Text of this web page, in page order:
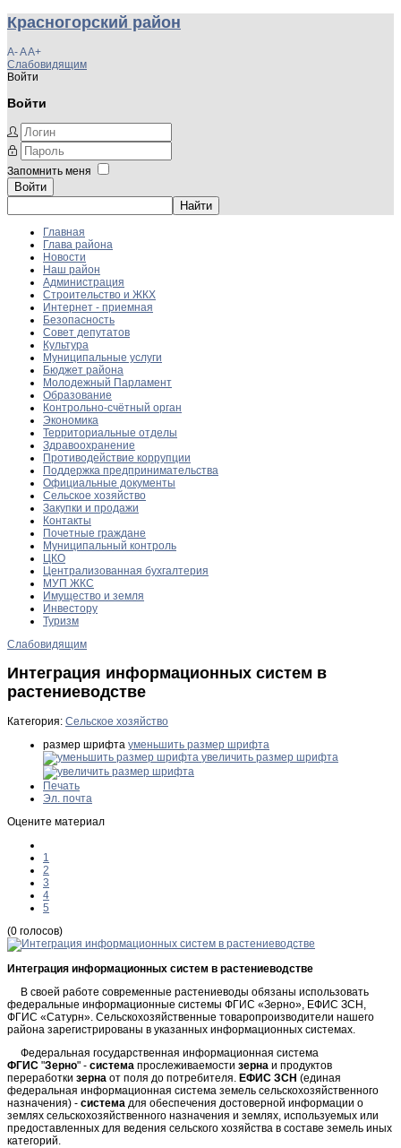
Красногорский район
A-AA+
Слабовидящим
Войти
Войти
Запомнить меня
Войти
Главная
Глава района
Новости
Наш район
Администрация
Строительство и ЖКХ
Интернет - приемная
Безопасность
Совет депутатов
Культура
Муниципальные услуги
Бюджет района
Молодежный Парламент
Образование
Контрольно-счётный орган
Экономика
Территориальные отделы
Здравоохранение
Противодействие коррупции
Поддержка предпринимательства
Официальные документы
Сельское хозяйство
Закупки и продажи
Контакты
Почетные граждане
Муниципальный контроль
ЦКО
Централизованная бухгалтерия
МУП ЖКС
Имущество и земля
Инвестору
Туризм
Слабовидящим
Интеграция информационных систем в
растениеводстве
Категория: Сельское хозяйство
размер шрифта уменьшить размер шрифта
увеличить размер шрифта
Печать
Эл. почта
Оцените материал
1
2
3
4
5
(0 голосов)
Интеграция информационных систем в растениеводстве
В своей работе современные растениеводы обязаны использовать
федеральные информационные системы ФГИС «Зерно», ЕФИС ЗСН,
ФГИС «Сатурн». Сельскохозяйственные товаропроизводители нашего
района зарегистрированы в указанных информационных системах.
Федеральная государственная информационная система
ФГИС "Зерно" - система прослеживаемости зерна и продуктов
переработки зерна от поля до потребителя. ЕФИС ЗСН (единая
федеральная информационная система земель сельскохозяйственного
назначения) - система для обеспечения достоверной информации о
землях сельскохозяйственного назначения и землях, используемых или
предоставленных для ведения сельского хозяйства в составе земель иных
категорий.